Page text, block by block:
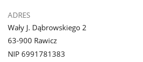
ADRES
Wały J. Dąbrowskiego 2
63-900 Rawicz
NIP 6991781383